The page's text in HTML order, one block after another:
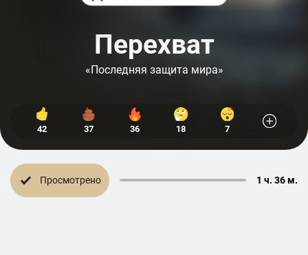
Перехват
«Последняя защита мира»
42 37 36 18 7
Просмотрено 1 ч. 36 м.